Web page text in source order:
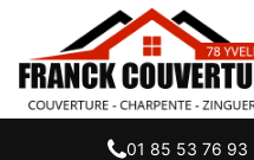
01 85 53 76 93